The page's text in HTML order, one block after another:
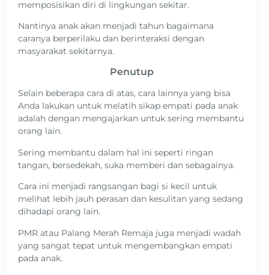
memposisikan diri di lingkungan sekitar.
Nantinya anak akan menjadi tahun bagaimana
caranya berperilaku dan berinteraksi dengan
masyarakat sekitarnya.
Penutup
Selain beberapa cara di atas, cara lainnya yang bisa
Anda lakukan untuk melatih sikap empati pada anak
adalah dengan mengajarkan untuk sering membantu
orang lain.
Sering membantu dalam hal ini seperti ringan
tangan, bersedekah, suka memberi dan sebagainya.
Cara ini menjadi rangsangan bagi si kecil untuk
melihat lebih jauh perasan dan kesulitan yang sedang
dihadapi orang lain.
PMR atau Palang Merah Remaja juga menjadi wadah
yang sangat tepat untuk mengembangkan empati
pada anak.